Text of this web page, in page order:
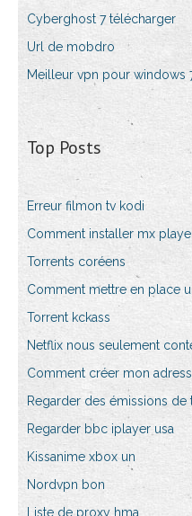
Cyberghost 7 télécharger
Url de mobdro
Meilleur vpn pour windows
Top Posts
Erreur filmon tv kodi
Comment installer mx
Torrents coréens
Comment mettre en place
Torrent kckass
Netflix nous seulement
Comment créer mon
Regarder des émissions
Regarder bbc iplayer usa
Kissanime xbox un
Nordvpn bon
Liste de proxy hma